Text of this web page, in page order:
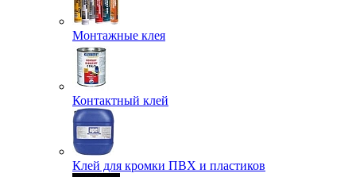
Монтажные клея
Контактный клей
Клей для кромки ПВХ и пластиков